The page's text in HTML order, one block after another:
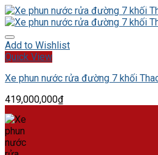
Add to Wishlist
Quick View
Xe phun nước rửa đường 7 khối
419,000,000₫